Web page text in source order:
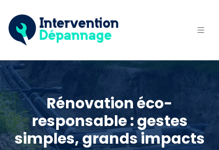
Rénovation éco-
responsable : gestes
simples, grands impacts